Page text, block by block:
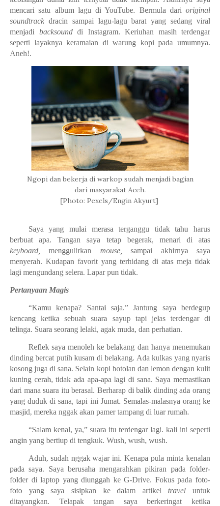
mencari satu album lagu di YouTube. Bermula dari original
soundtrack dracin sampai lagu-lagu barat yang sedang viral
menjadi backsound di Instagram. Keriuhan masih terdengar
seperti layaknya keramaian di warung kopi pada umumnya.
Aneh!.
Ngopi dan bekerja di warkop sudah menjadi bagian
dari masyarakat Aceh.
[Photo: Pexels/Engin Akyurt]
Saya yang mulai merasa terganggu tidak tahu harus
berbuat apa. Tangan saya tetap begerak, menari di atas
keyboard,menggulirkan mouse,sampai akhirnya saya
menyerah. Kudapan favorit yang terhidang di atas meja tidak
lagi mengundang selera. Lapar pun tidak.
Pertanyaan Magis
“Kamu kenapa? Santai saja.” Jantung saya berdegup
kencang ketika sebuah suara sayup tapi jelas terdengar di
telinga. Suara seorang lelaki, agak muda, dan perhatian.
Reflek saya menoleh ke belakang dan hanya menemukan
dinding bercat putih kusam di belakang. Ada kulkas yang nyaris
kosong juga di sana. Selain kopi botolan dan lemon dengan kulit
kuning cerah, tidak ada apa-apa lagi di sana. Saya memastikan
dari mana suara itu berasal. Berharap di balik dinding ada orang
yang duduk di sana, tapi ini Jumat. Semalas-malasnya orang ke
masjid, mereka nggak akan pamer tampang di luar rumah.
“Salam kenal, ya,” suara itu terdengar lagi. kali ini seperti
angin yang bertiup di tengkuk. Wush, wush, wush.
Aduh, sudah nggak wajar ini. Kenapa pula minta kenalan
pada saya. Saya berusaha mengarahkan pikiran pada folder-
folder di laptop yang diunggah ke G-Drive. Fokus pada foto-
foto yang saya sisipkan ke dalam artikeltravel untuk
ditayangkan. Telapak tangan saya berkeringat ketika